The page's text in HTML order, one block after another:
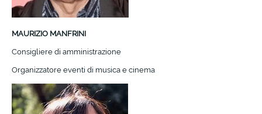
MAURIZIO MANFRINI
Consigliere di amministrazione
Organizzatore eventi di musica e cinema